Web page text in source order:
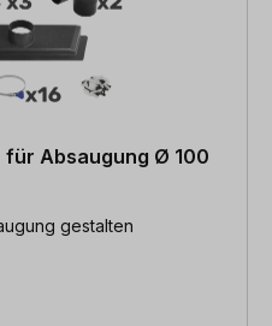
für Absaugung Ø 100
gestalten